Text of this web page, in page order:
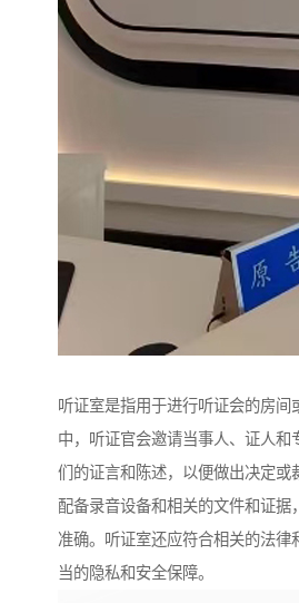
听证室是指用于进行听证会的房间
中，听证官会邀请当事人、证人和
们的证言和陈述，以便做出决定或
配备录音设备和相关的文件和证据
准确。听证室还应符合相关的法律
当的隐私和安全保障。